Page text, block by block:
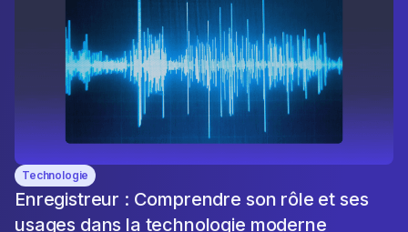
Technologie
Enregistreur : Comprendre son rôle et ses
usages dans la technologie moderne